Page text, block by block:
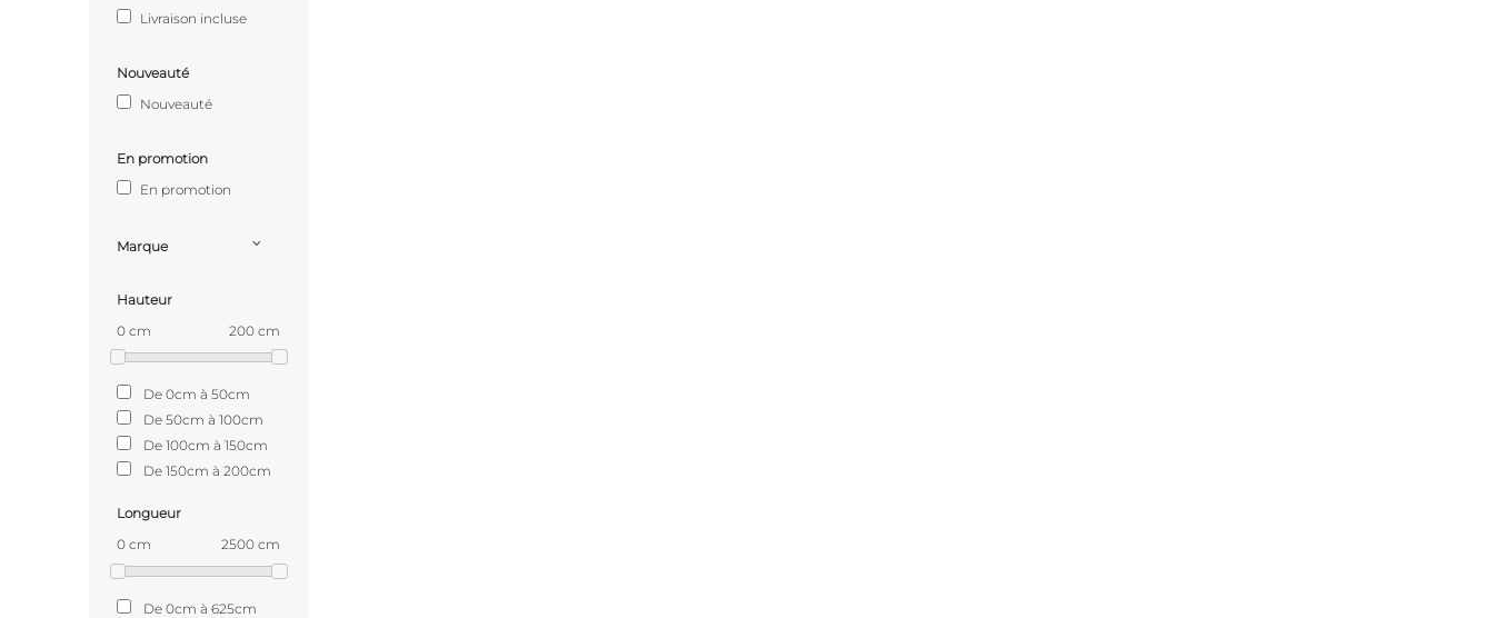
Livraison incluse
Nouveauté
Nouveauté
En promotion
En promotion
Marque
Hauteur
0 cm
200 cm
De 0cm à 50cm
De 50cm à 100cm
De 100cm à 150cm
De 150cm à 200cm
Longueur
0 cm
2500 cm
De 0cm à 625cm